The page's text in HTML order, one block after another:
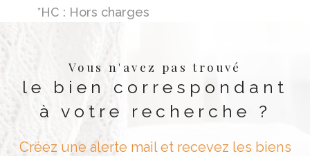
*HC : Hors charges
Vous n'avez pas trouvé
le bien correspondant
à votre recherche ?
Créez une alerte mail et recevez les biens